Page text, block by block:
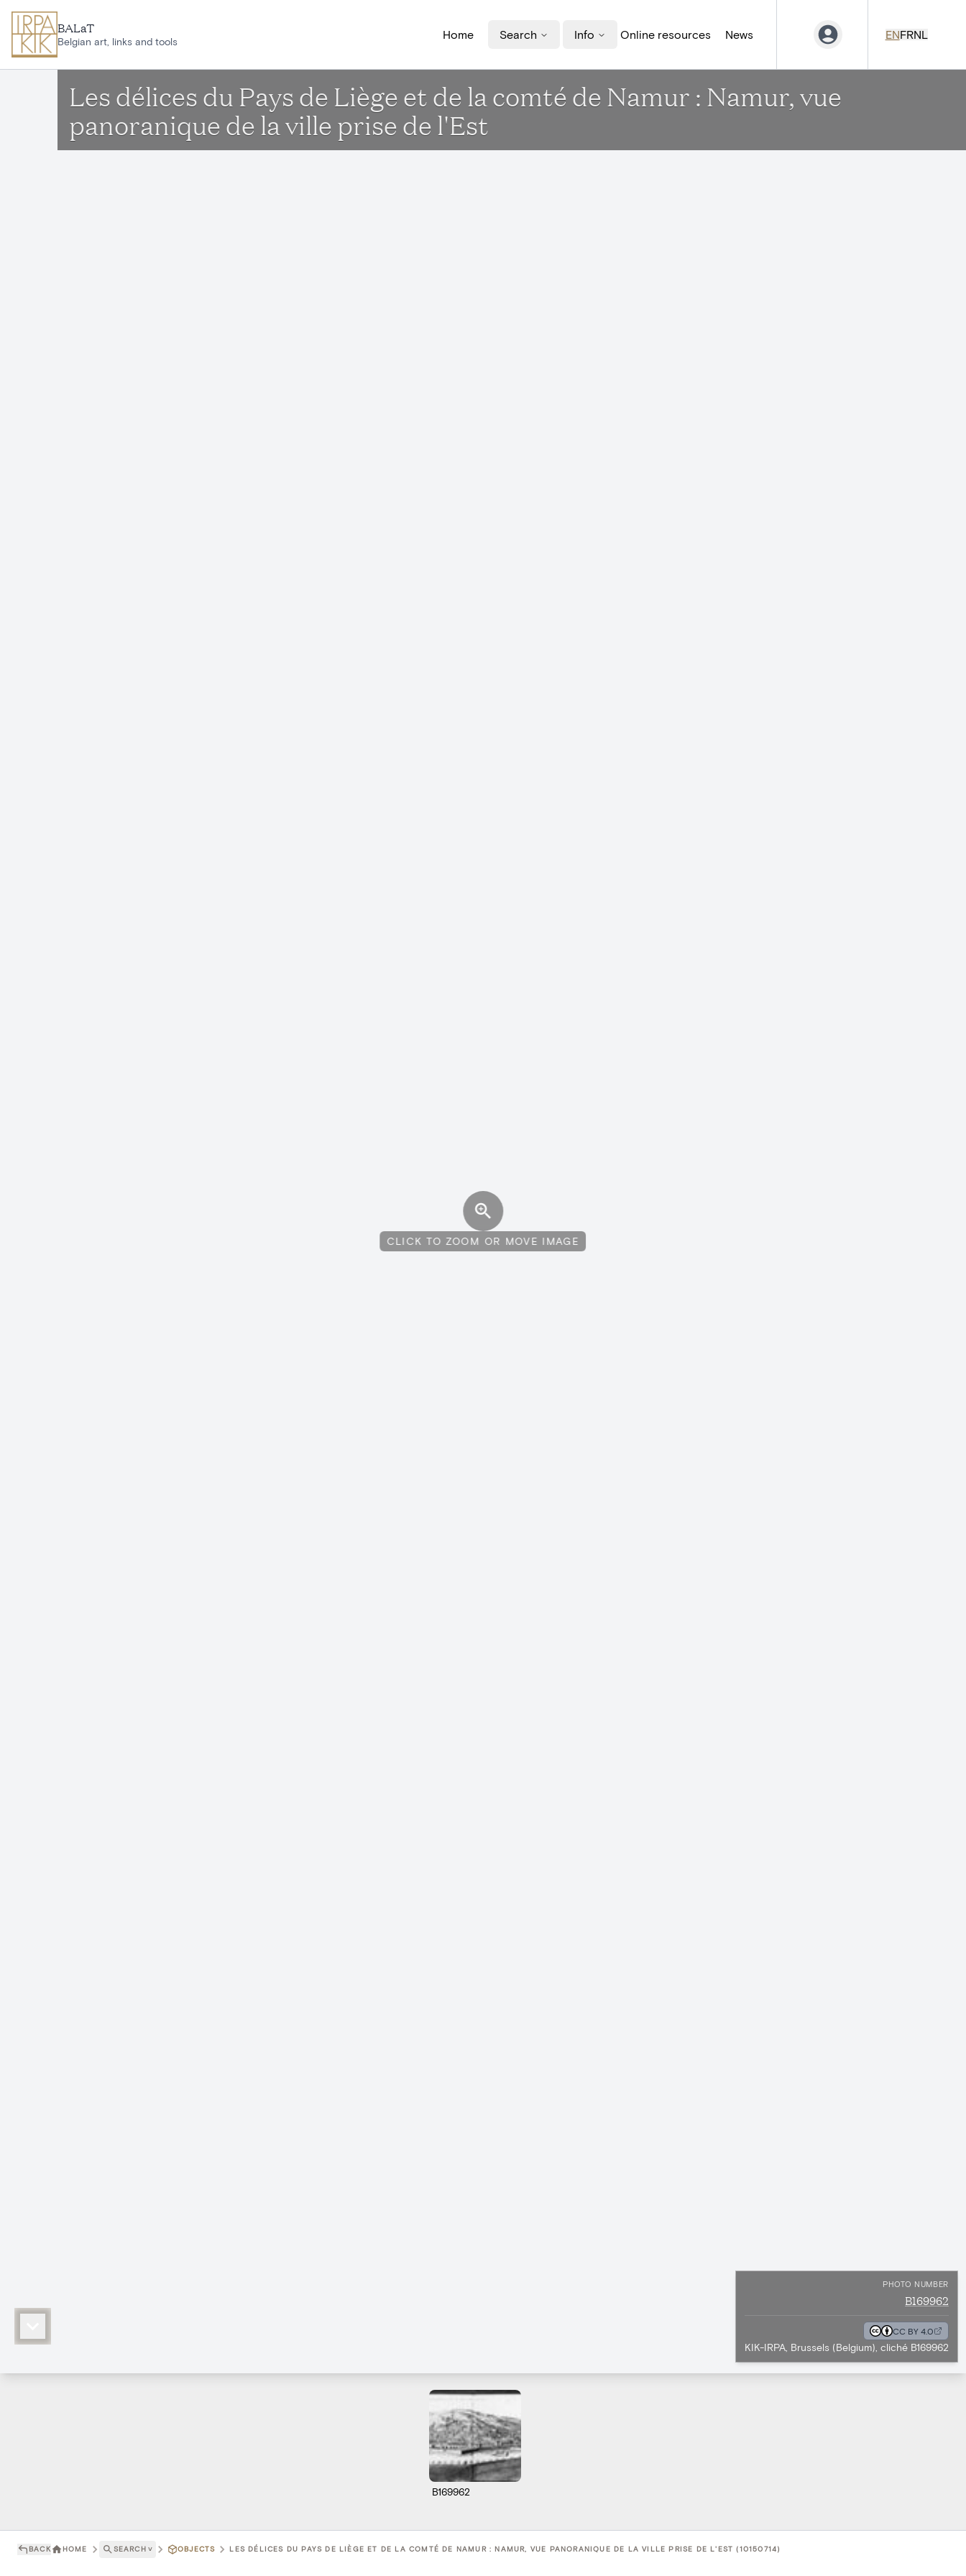
BALaT
Belgian art, links and tools
Home Search Info Online resources News ENFRNL
Les délices du Pays de Liège et de la comté de Namur : Namur, vue
panoranique de la ville prise de l'Est
CLICK TO ZOOM OR MOVE IMAGE
PHOTO NUMBER
B169962
CC BY 4.0
KIK-IRPA, Brussels (Belgium), cliché B169962
B169962
BACK HOME SEARCH ˅ OBJECTS LES DÉLICES DU PAYS DE LIÈGE ET DE LA COMTÉ DE NAMUR : NAMUR, VUE PANORANIQUE DE LA VILLE PRISE DE L'EST (10150714)